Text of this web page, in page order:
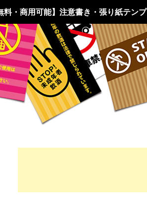
料・商用可能】注意書き・張り紙テン